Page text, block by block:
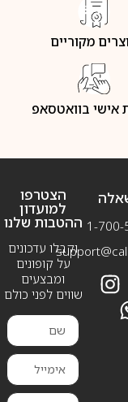
מקוריים
אישי בוואטסאפ
1-
הצטרפו
למועדון
ההטבות שלנו
וקבלו עדכונים
על קופונים
ומבצעים
שווים לפני כולם